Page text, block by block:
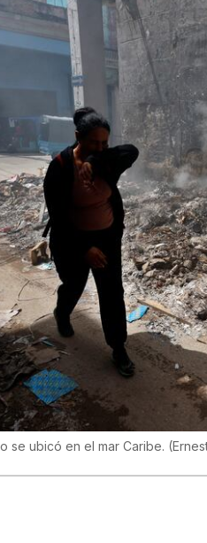
se ubicó en el mar Caribe. (